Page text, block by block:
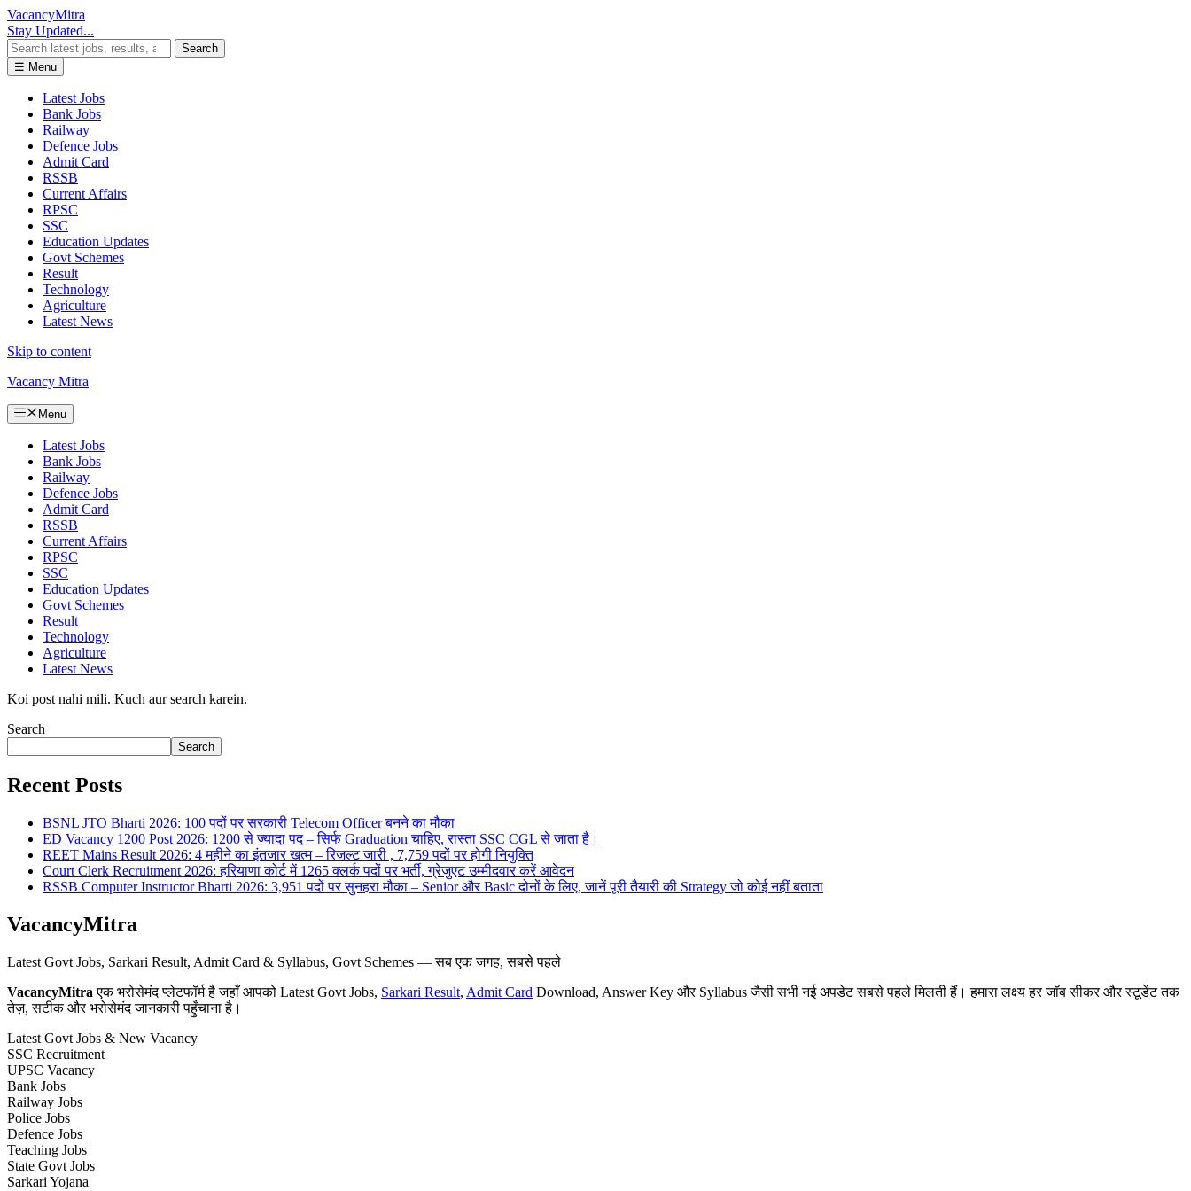
VacancyMitra
Stay Updated...
Search
☰ Menu
Latest Jobs
Bank Jobs
Railway
Defence Jobs
Admit Card
RSSB
Current Affairs
RPSC
SSC
Education Updates
Govt Schemes
Result
Technology
Agriculture
Latest News
Skip to content
Vacancy Mitra
Menu
Latest Jobs
Bank Jobs
Railway
Defence Jobs
Admit Card
RSSB
Current Affairs
RPSC
SSC
Education Updates
Govt Schemes
Result
Technology
Agriculture
Latest News
Koi post nahi mili. Kuch aur search karein.
Search
Search
Recent Posts
BSNL JTO Bharti 2026: 100 पदों पर सरकारी Telecom Officer बनने का मौका
ED Vacancy 1200 Post 2026: 1200 से ज्यादा पद – सिर्फ Graduation चाहिए, रास्ता SSC CGL से जाता है।
REET Mains Result 2026: 4 महीने का इंतजार खत्म – रिजल्ट जारी , 7,759 पदों पर होगी नियुक्ति
Court Clerk Recruitment 2026: हरियाणा कोर्ट में 1265 क्लर्क पदों पर भर्ती, ग्रेजुएट उम्मीदवार करें आवेदन
RSSB Computer Instructor Bharti 2026: 3,951 पदों पर सुनहरा मौका – Senior और Basic दोनों के लिए, जानें पूरी तैयारी की Strategy जो कोई नहीं बताता
VacancyMitra
Latest Govt Jobs, Sarkari Result, Admit Card & Syllabus, Govt Schemes — सब एक जगह, सबसे पहले
VacancyMitra एक भरोसेमंद प्लेटफॉर्म है जहाँ आपको Latest Govt Jobs, Sarkari Result, Admit Card Download, Answer Key और Syllabus जैसी सभी नई अपडेट सबसे पहले मिलती हैं। हमारा लक्ष्य हर जॉब सीकर और स्टूडेंट तक
तेज़, सटीक और भरोसेमंद जानकारी पहुँचाना है।
Latest Govt Jobs & New Vacancy
SSC Recruitment
UPSC Vacancy
Bank Jobs
Railway Jobs
Police Jobs
Defence Jobs
Teaching Jobs
State Govt Jobs
Sarkari Yojana